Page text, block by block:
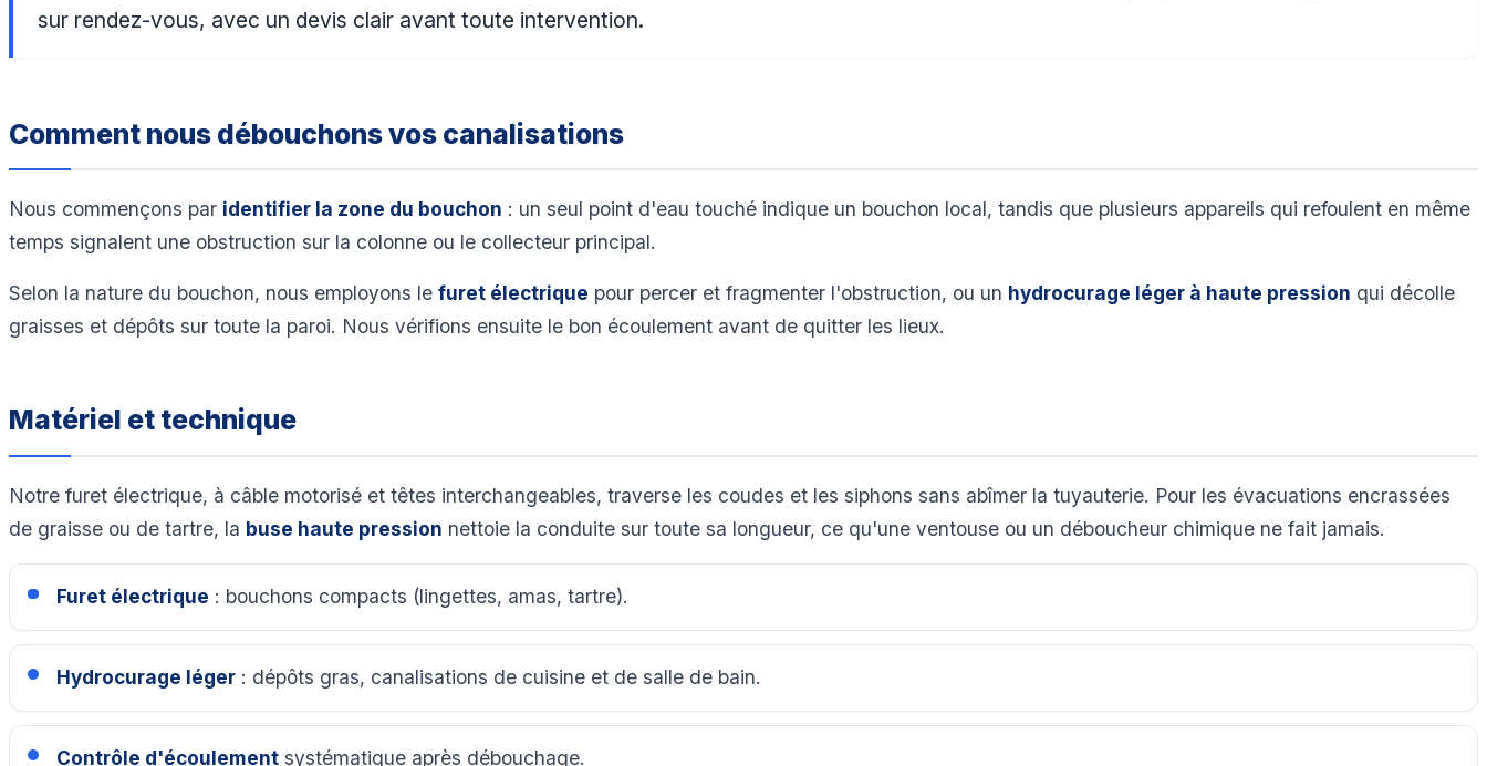
sur rendez-vous, avec un devis clair avant toute intervention.
Comment nous débouchons vos canalisations
Nous commençons par identifier la zone du bouchon : un seul point d'eau touché indique un bouchon local, tandis que plusieurs appareils qui refoulent en même
temps signalent une obstruction sur la colonne ou le collecteur principal.
Selon la nature du bouchon, nous employons le furet électrique pour percer et fragmenter l'obstruction, ou un hydrocurage léger à haute pression qui décolle
graisses et dépôts sur toute la paroi. Nous vérifions ensuite le bon écoulement avant de quitter les lieux.
Matériel et technique
Notre furet électrique, à câble motorisé et têtes interchangeables, traverse les coudes et les siphons sans abîmer la tuyauterie. Pour les évacuations encrassées
de graisse ou de tartre, la buse haute pression nettoie la conduite sur toute sa longueur, ce qu'une ventouse ou un déboucheur chimique ne fait jamais.
Furet électrique : bouchons compacts (lingettes, amas, tartre).
Hydrocurage léger: dépôts gras, canalisations de cuisine et de salle de bain.
Contrôle d'écoulementsystématique après débouchage.